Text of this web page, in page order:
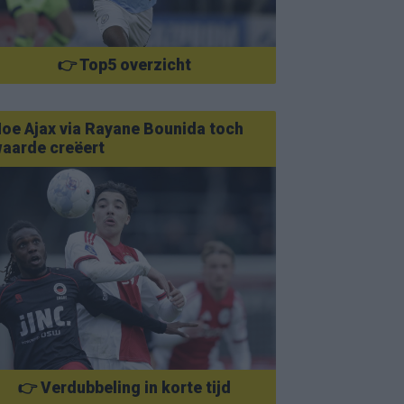
👉 Top5 overzicht
Ajax via Rayane Bounida toch
creëert
👉 Verdubbeling in korte tijd